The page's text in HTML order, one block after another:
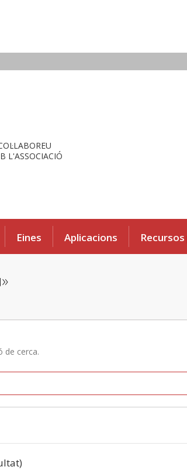
L'ASSOCIACIÓ
Eines Aplicacions
de cerca.